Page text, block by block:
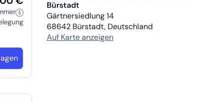
Bürstadt
Gärtnersiedlung 14
68642 Bürstadt, Deutschland
Auf Karte anzeigen